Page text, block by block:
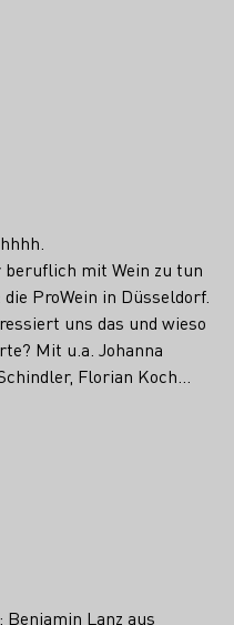
beruflich mit Wein zu tun
ProWein in Düsseldorf.
uns das und wieso
Mit u.a. Johanna
Florian Koch...
Lanz aus